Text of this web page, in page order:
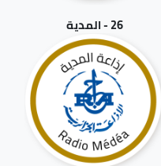
26 - المدية